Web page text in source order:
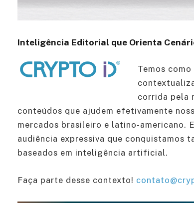
Inteligência Editorial que Orienta
Temos
corrida pela
conteúdos que ajudem efetivamente
mercados brasileiro e latino-americano.
audiência expressiva que conquistamos
baseados em inteligência artificial.
Faça parte desse contexto!